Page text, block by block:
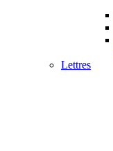
Lettres